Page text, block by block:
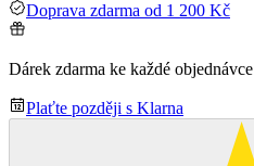
Doprava zdarma od 1 200 Kč
Dárek zdarma ke každé objednávce
Plaťte později s Klarna